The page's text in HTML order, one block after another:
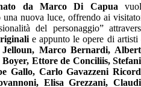
da Marco Di Capua
nuova luce, offrendo ai
del personaggio”
e appunto le opere di artisti
Marco Bernardi,
Ettore de Conciliis,
Gallo, Carlo Gavazzeni
Elisa Grezzani,